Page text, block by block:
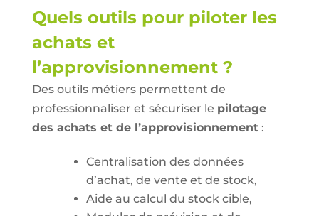
Quels outils pour piloter les
achats et
l’approvisionnement ?
Des outils métiers permettent de
professionnaliser et sécuriser le pilotage
des achats et de l’approvisionnement:
Centralisation des données
d’achat, de vente et de stock,
Aide au calcul du stock cible,